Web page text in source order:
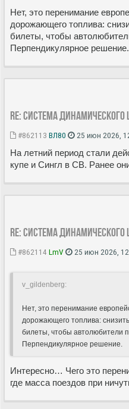
Нет, это перенимание
дорожающего топлива:
билеты, чтобы
Перпендикулярное решение.
Re: Система
#862113 ВЛ80 25 июн 2026,
На летний период стали
купе и Сингл в СВ. Ранее
Re: Система
#862114 LmV 25 июн 2026,
v_gildenberg:
Нет, это перенимание
дорожающего топлива:
билеты, чтобы автолюбители
Перпендикулярное решение.
Интересно… Чего это
где масса поездов при